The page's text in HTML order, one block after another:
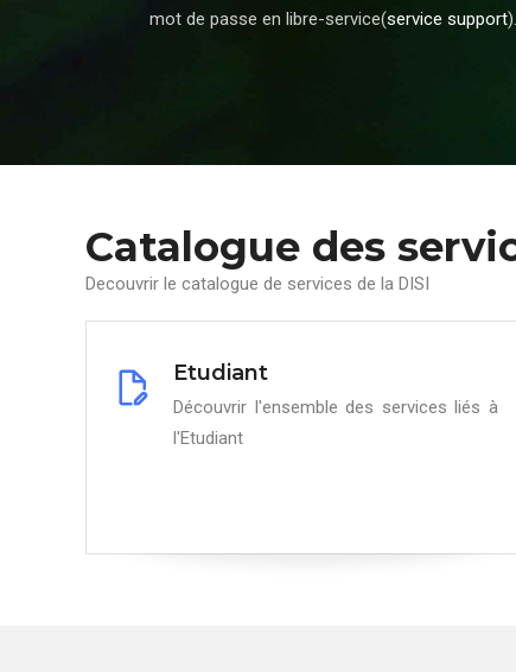
mot de passe en libre-service(service support).
Catalogue des
Decouvrir le catalogue de services de la DISI
Etudiant
Découvrir l'ensemble des services liés à
l'Etudiant